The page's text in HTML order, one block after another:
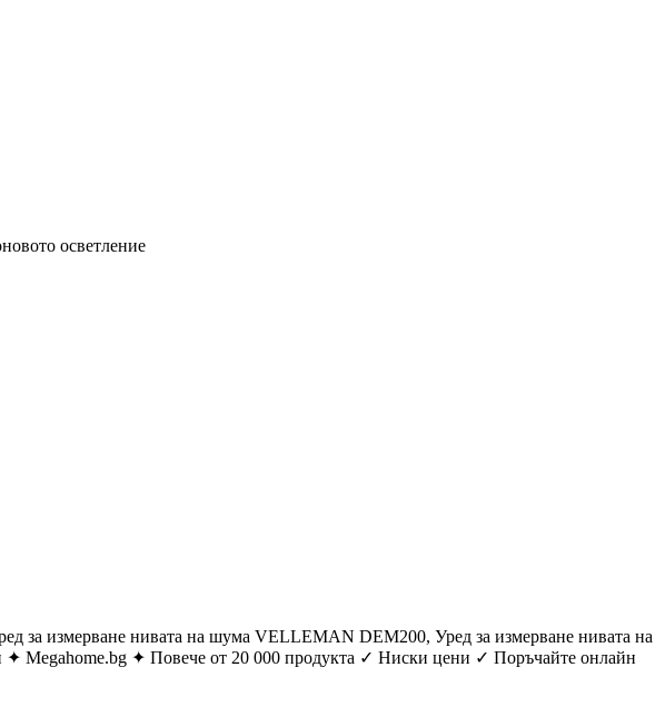
осветление
измерване нивата на шума VELLEMAN DEM200, Уред за измерване нивата на
Megahome.bg ✦ Повече от 20 000 продукта ✓ Ниски цени ✓ Поръчайте онлайн